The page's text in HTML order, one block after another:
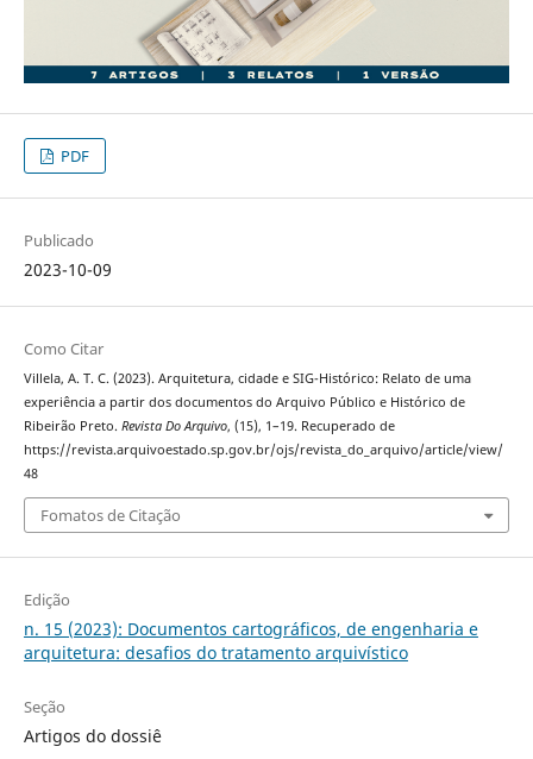
PDF
Publicado
2023-10-09
Como Citar
Villela, A. T. C. (2023). Arquitetura, cidade e SIG-Histórico: Relato de uma
experiência a partir dos documentos do Arquivo Público e Histórico de
Ribeirão Preto. Revista Do Arquivo, (15), 1–19. Recuperado de
https://revista.arquivoestado.sp.gov.br/ojs/revista_do_arquivo/article/view/
48
Fomatos de Citação
Edição
n. 15 (2023): Documentos cartográficos, de engenharia e
arquitetura: desafios do tratamento arquivístico
Seção
Artigos do dossiê